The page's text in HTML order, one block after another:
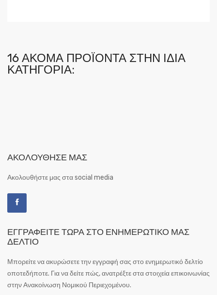
16 ΑΚΌΜΑ ΠΡΟΪΌΝΤΑ ΣΤΗΝ ΊΔΙΑ
ΚΑΤΗΓΟΡΊΑ:
ΑΚΟΛΟΎΘΗΣΕ ΜΑΣ
Ακολουθήστε μας στα social media
ΕΓΓΡΑΦΕΊΤΕ ΤΏΡΑ ΣΤΟ ΕΝΗΜΕΡΩΤΙΚΌ ΜΑΣ
ΔΕΛΤΊΟ
Μπορείτε να ακυρώσετε την εγγραφή σας στο ενημερωτικό δελτίο
οποτεδήποτε. Για να δείτε πώς, ανατρέξτε στα στοιχεία επικοινωνίας
στην Ανακοίνωση Νομικού Περιεχομένου.